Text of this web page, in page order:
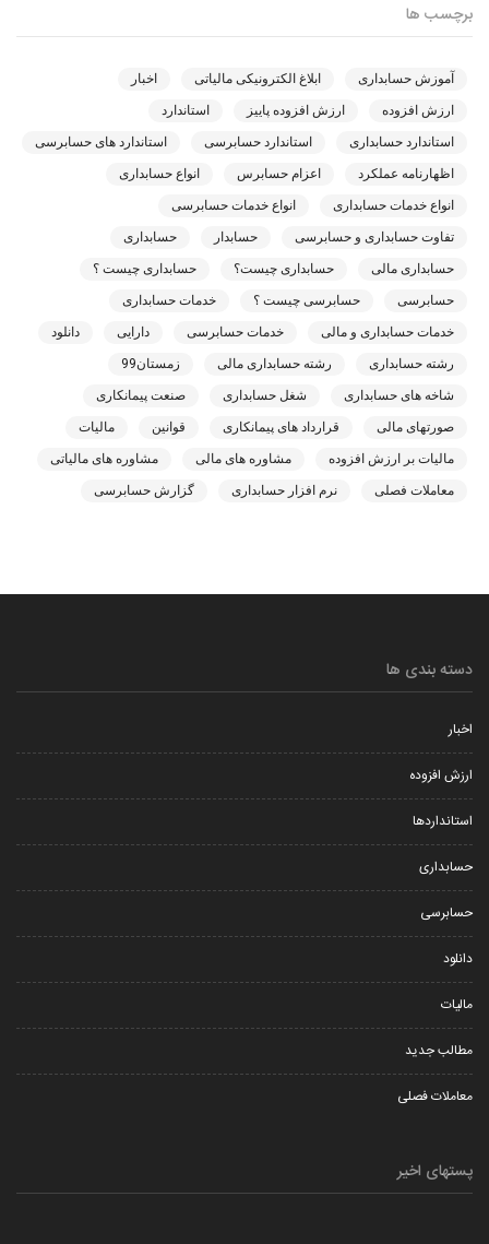
برچسب ها
آموزش حسابداری ابلاغ الکترونیکی مالیاتی اخبار
ارزش افزوده ارزش افزوده پاییز استاندارد
استاندارد حسابداری استاندارد حسابرسی استاندارد های حسابرسی
اظهارنامه عملکرد اعزام حسابرس انواع حسابداری
انواع خدمات حسابداری انواع خدمات حسابرسی
تفاوت حسابداری و حسابرسی حسابدار حسابداری
حسابداری مالی حسابداری چیست؟ حسابداری چیست ؟
حسابرسی حسابرسی چیست ؟ خدمات حسابداری
خدمات حسابداری و مالی خدمات حسابرسی دارایی دانلود
رشته حسابداری رشته حسابداری مالی زمستان99
شاخه های حسابداری شغل حسابداری صنعت پیمانکاری
صورتهای مالی قرارداد های پیمانکاری قوانین مالیات
مالیات بر ارزش افزوده مشاوره های مالی مشاوره های مالیاتی
معاملات فصلی نرم افزار حسابداری گزارش حسابرسی
دسته بندی ها
اخبار
ارزش افزوده
استانداردها
حسابداری
حسابرسی
دانلود
مالیات
مطالب جدید
معاملات فصلی
پستهای اخیر